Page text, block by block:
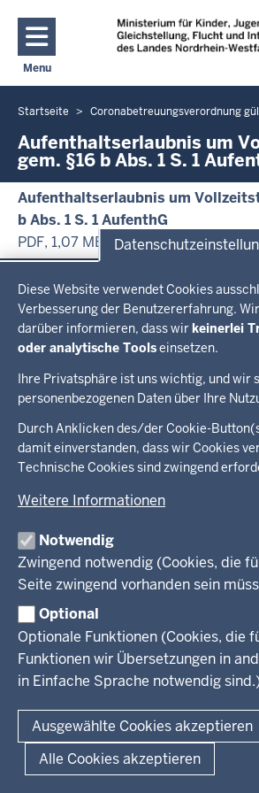
Diese Website verwendet Cookies
Verbesserung der Benutzererfahrung.
darüber informieren, dass wirkeinerlei
oder analytische Toolseinsetzen.
Ihre Privatsphäre ist uns wichtig, und wir
personenbezogenen Daten über Ihre
Durch Anklicken des/der Cookie-
damit einverstanden, dass wir Cookies
Technische Cookies sind zwingend
Weitere Informationen
Notwendig
Zwingend notwendig (Cookies, die
Seite zwingend vorhanden sein
Optional
Optionale Funktionen (Cookies, die
Funktionen wir Übersetzungen in
in Einfache Sprache notwendig
Ausgewählte Cookies akzeptieren
Alle Cookies akzeptieren
Direkt zum
Menu
Navigation aktivieren/deaktivieren:
Sie
befinden
sich
hier
Startseite Coronabetreuungsverordnung
Aufenthaltserlaubnis um
gem. §16 b Abs. 1 S. 1
Aufenthaltserlaubnis um
b Abs. 1 S. 1 AufenthG
PDF, 1,07 MB
Inhalte
Im Überblick
Inhalt
Menü
der
Fußzeile
Menü
Ministerium
Familie
Gleichstellung
Integration
Presse
Pressemitteilungen
Pressekontakt
RSS-Feeds
Service
Broschürenservice
Newsletter
Kontakt
Geschützter Kontakt
Landesportal NRW
Anfahrt
E-Rechnung
Instagram-Links
#WTFuture
© 2026 Chancen NRW
Fußzeile
Seitenübersicht Kontakt Datenschutz